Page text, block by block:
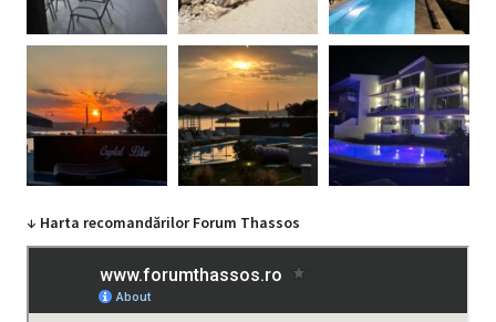
↓ Harta recomandărilor Forum Thassos